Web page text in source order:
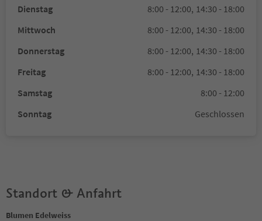
Dienstag
8:00 - 12:00, 14:30 - 18:00
Mittwoch
8:00 - 12:00, 14:30 - 18:00
Donnerstag
8:00 - 12:00, 14:30 - 18:00
Freitag
8:00 - 12:00, 14:30 - 18:00
Samstag
8:00 - 12:00
Sonntag
Geschlossen
Standort & Anfahrt
Blumen Edelweiss